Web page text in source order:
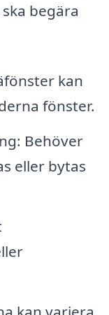
begära
kan
fönster.
Behöver
eller bytas